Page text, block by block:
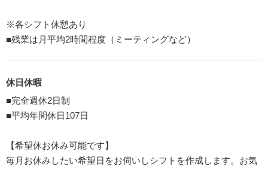
※各シフト休憩あり
■残業は月平均2時間程度（ミーティングなど）
休日休暇
■完全週休2日制
■平均年間休日107日
【希望休お休み可能です】
毎月お休みしたい希望日をお伺いしシフトを作成します。お気